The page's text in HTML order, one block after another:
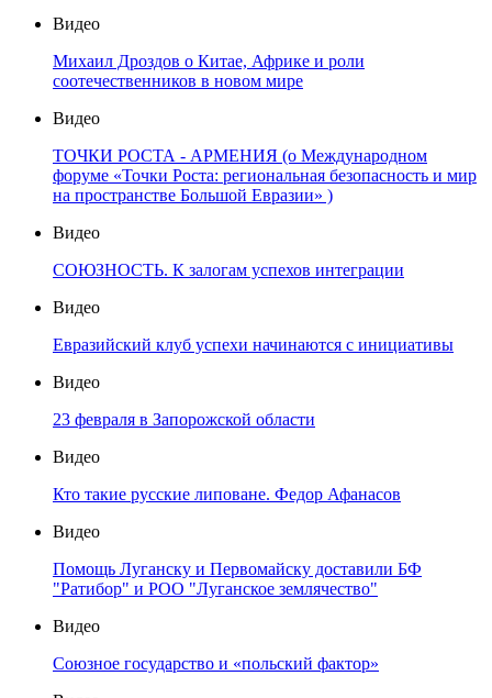
Видео
Михаил Дроздов о Китае, Африке и роли
соотечественников в новом мире
Видео
ТОЧКИ РОСТА - АРМЕНИЯ (о Международном
форуме «Точки Роста: региональная безопасность и мир
на пространстве Большой Евразии» )
Видео
СОЮЗНОСТЬ. К залогам успехов интеграции
Видео
Евразийский клуб успехи начинаются с инициативы
Видео
23 февраля в Запорожской области
Видео
Кто такие русские липоване. Федор Афанасов
Видео
Помощь Луганску и Первомайску доставили БФ
"Ратибор" и РОО "Луганское землячество"
Видео
Союзное государство и «польский фактор»